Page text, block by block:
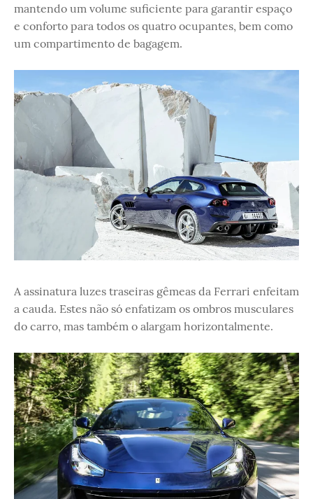
mantendo um volume suficiente para garantir espaço
e conforto para todos os quatro ocupantes, bem como
um compartimento de bagagem.
A assinatura luzes traseiras gêmeas da Ferrari enfeitam
a cauda. Estes não só enfatizam os ombros musculares
do carro, mas também o alargam horizontalmente.